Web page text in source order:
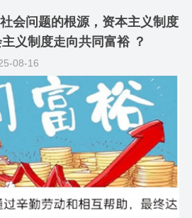
会问题的根源，资本主义制度
义制度走向共同富裕 ？
08-16